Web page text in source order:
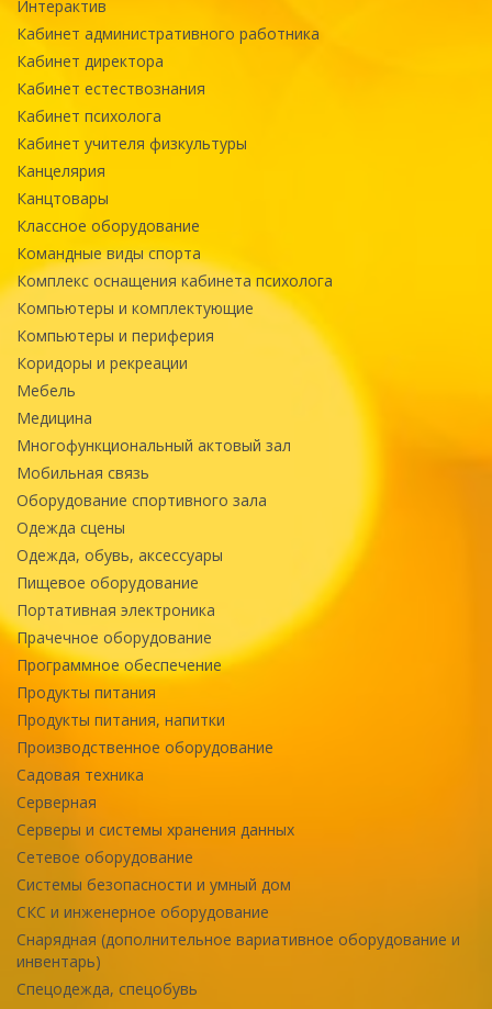
Интерактив
Кабинет административного работника
Кабинет директора
Кабинет естествознания
Кабинет психолога
Кабинет учителя физкультуры
Канцелярия
Канцтовары
Классное оборудование
Командные виды спорта
Комплекс оснащения кабинета психолога
Компьютеры и комплектующие
Компьютеры и периферия
Коридоры и рекреации
Мебель
Медицина
Многофункциональный актовый зал
Мобильная связь
Оборудование спортивного зала
Одежда сцены
Одежда, обувь, аксессуары
Пищевое оборудование
Портативная электроника
Прачечное оборудование
Программное обеспечение
Продукты питания
Продукты питания, напитки
Производственное оборудование
Садовая техника
Серверная
Серверы и системы хранения данных
Сетевое оборудование
Системы безопасности и умный дом
СКС и инженерное оборудование
Снарядная (дополнительное вариативное оборудование и
инвентарь)
Спецодежда, спецобувь